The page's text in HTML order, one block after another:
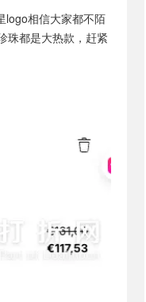
logo相信大家都不陌
珠都是大热款，赶紧